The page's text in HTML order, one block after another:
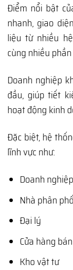
Điểm nổi bật
nhanh, giao
liệu từ nhiều
cùng nhiều
Doanh nghiệp
đầu, giúp tiết
hoạt động kinh
Đặc biệt, hệ
lĩnh vực như:
Doanh
Nhà phân
Đại lý
Cửa hàng
Kho vật tư